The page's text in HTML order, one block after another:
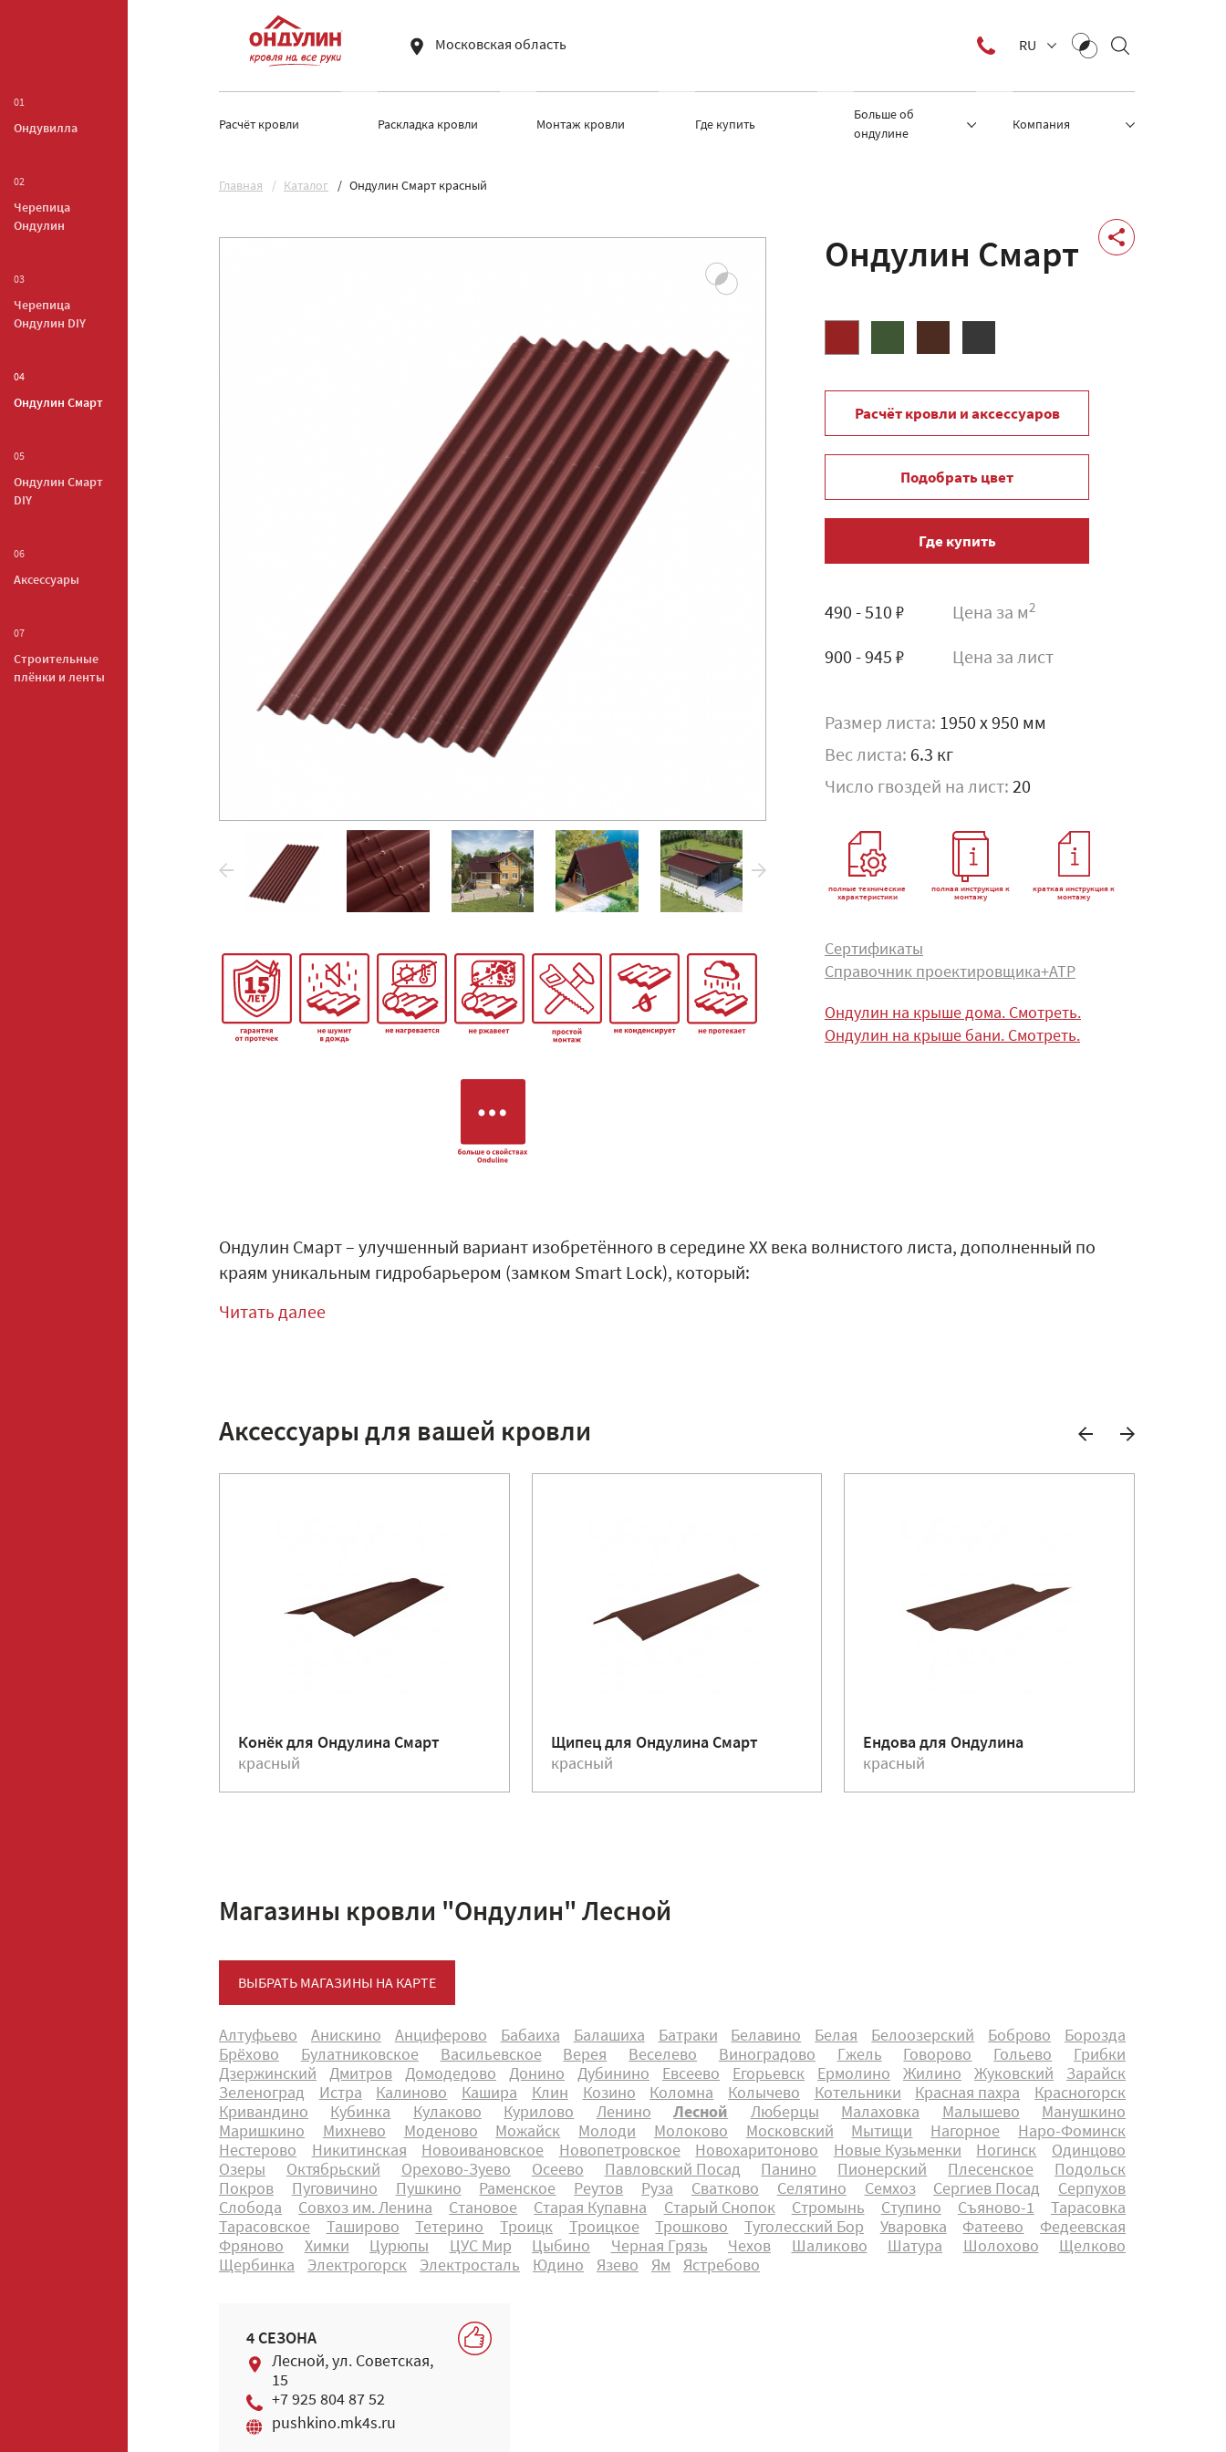
01
Ондувилла
02
Черепица
Ондулин
03
Черепица
Ондулин DIY
04
Ондулин Смарт
05
Ондулин Смарт
DIY
06
Аксессуары
07
Строительные
плёнки и ленты
Московская область RU
Расчёт кровли Раскладка кровли Монтаж кровли Где купить
Больше об
ондулине
Компания
Главная Каталог Ондулин Смарт красный
Ондулин Смарт
Расчёт кровли и аксессуаров
Подобрать цвет
Где купить
490 - 510 ₽ Цена за м2
900 - 945 ₽ Цена за лист
Размер листа: 1950 x 950 мм
Вес листа: 6.3 кг
Число гвоздей на лист: 20
полные технические
характеристики
полная инструкция к
монтажу
краткая инструкция к
монтажу
Сертификаты
Справочник проектировщика+АТР
Ондулин на крыше дома. Смотреть.
Ондулин на крыше бани. Смотреть.
Ондулин Смарт – улучшенный вариант изобретённого в середине XX века волнистого листа, дополненный по
краям уникальным гидробарьером (замком Smart Lock), который:
Читать далее
Аксессуары для вашей кровли
Конёк для Ондулина Смарт
красный
Щипец для Ондулина Смарт
красный
Ендова для Ондулина
красный
Магазины кровли "Ондулин" Лесной
ВЫБРАТЬ МАГАЗИНЫ НА КАРТЕ
Алтуфьево Анискино Анциферово Бабаиха Балашиха Батраки Белавино Белая Белоозерский Боброво
Борозда
Брёхово
Булатниковское Васильевское Верея Веселево Виноградово Гжель Говорово Гольево
Грибки
Дзержинский
Дмитров Домодедово Донино Дубинино Евсеево Егорьевск Ермолино Жилино Жуковский
Зарайск
Зеленоград
Истра Калиново Кашира Клин Козино Коломна Колычево Котельники Красная пахра
Красногорск
Кривандино
Кубинка Кулаково Курилово Ленино Лесной Люберцы Малаховка Малышево
Манушкино
Маришкино
Михнево Моденово Можайск Молоди Молоково Московский Мытищи Нагорное
Наро-Фоминск
Нестерово
Никитинская Новоивановское Новопетровское Новохаритоново Новые Кузьменки Ногинск
Одинцово
Озеры
Октябрьский Орехово-Зуево Осеево Павловский Посад Панино Пионерский Плесенское
Подольск
Покров
Пуговичино Пушкино Раменское Реутов Руза Сватково Селятино Семхоз Сергиев Посад
Серпухов
Слобода
Совхоз им. Ленина Становое Старая Купавна Старый Снопок Стромынь Ступино Съяново-1
Тарасовка
Тарасовское
Таширово Тетерино Троицк Троицкое Трошково Туголесский Бор Уваровка Фатеево
Федеевская
Фряново
Химки Цурюпы ЦУС Мир Цыбино Черная Грязь Чехов Шаликово Шатура Шолохово
Щелково
Щербинка
Электрогорск Электросталь Юдино Язево Ям Ястребово
4 СЕЗОНА
Лесной, ул. Советская,
15
+7 925 804 87 52
pushkino.mk4s.ru